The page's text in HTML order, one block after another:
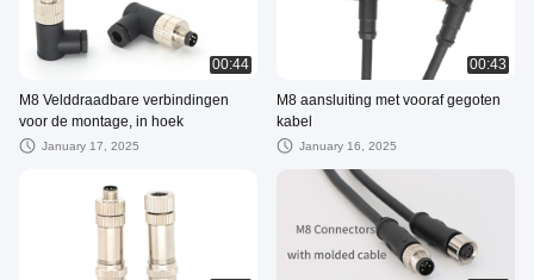
00:44
M8 Velddraadbare verbindingen
voor de montage, in hoek
January 17, 2025
00:43
M8 aansluiting met vooraf gegoten
kabel
January 16, 2025